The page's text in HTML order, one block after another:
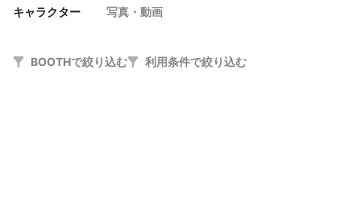
キャラクター 写真・動画
BOOTHで絞り込む 利用条件で絞り込む